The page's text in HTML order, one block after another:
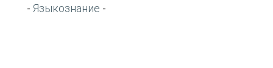
- Языкознание -